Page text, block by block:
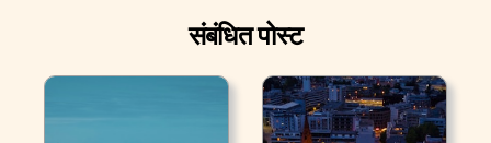
संबंधित पोस्ट